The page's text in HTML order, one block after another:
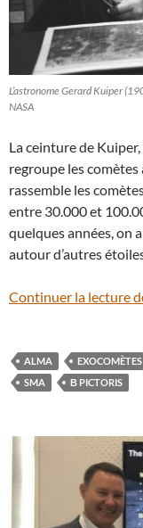
L’astronome Gerard Kuiper
NASA
La ceinture de
regroupe les
rassemble les
entre 30.000 et
quelques années, on
autour d’autres
Continuer la lecture
ALMA EXOCOMÈTES
SMA
Β PICTORIS